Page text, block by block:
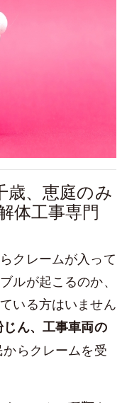
歳、恵庭のみ
体工事専門
クレームが入って
ルが起こるのか、
いる方はいません
ん、工事車両の
らクレームを受